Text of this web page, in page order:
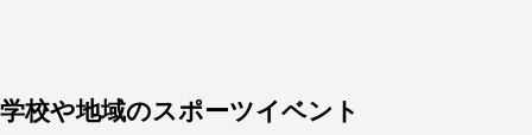
学校や地域のスポーツイベント